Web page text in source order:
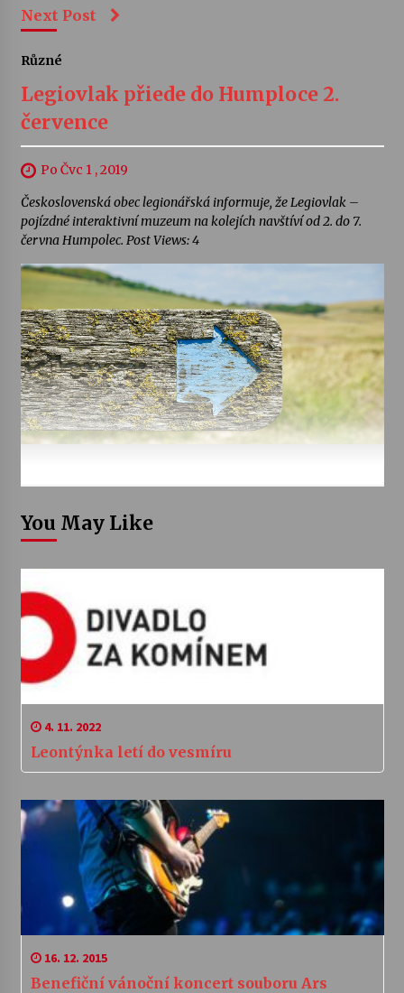
Next Post
Různé
Legiovlak přiede do Humploce 2.
července
Po Čvc 1 , 2019
Československá obec legionářská informuje, že Legiovlak –
pojízdné interaktivní muzeum na kolejích navštíví od 2. do 7.
června Humpolec. Post Views: 4
You May Like
4. 11. 2022
Leontýnka letí do vesmíru
16. 12. 2015
Benefiční vánoční koncert souboru Ars